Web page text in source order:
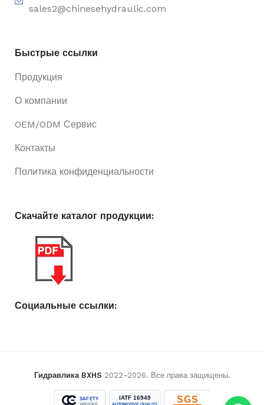
sales2@chinesehydraulic.com
Быстрые ссылки
Продукция
О компании
OEM/ODM Сервис
Контакты
Политика конфиденциальности
Скачайте каталог продукции:
Социальные ссылки:
Гидравлика BXHS 2022–2026. Все права защищены.